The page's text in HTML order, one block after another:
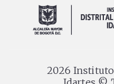
2026 Instituto